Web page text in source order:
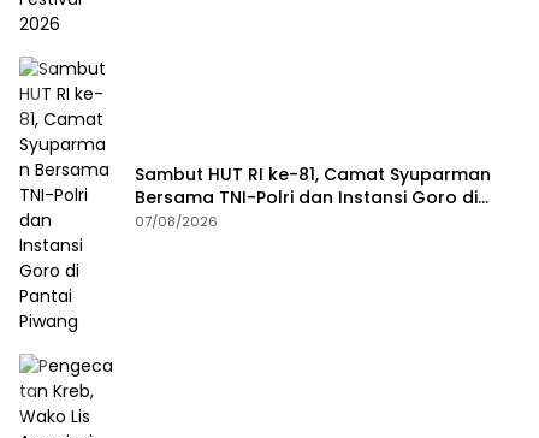
Sambut HUT RI ke-81, Camat Syuparman
Bersama TNI-Polri dan Instansi Goro di
Pantai Piwang
07/08/2026